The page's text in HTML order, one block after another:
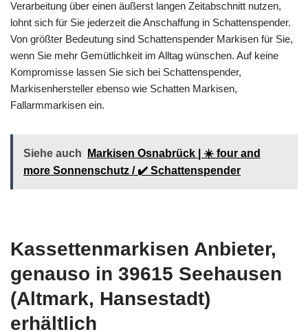
Verarbeitung über einen äußerst langen Zeitabschnitt nutzen,
lohnt sich für Sie jederzeit die Anschaffung in Schattenspender.
Von größter Bedeutung sind Schattenspender Markisen für Sie,
wenn Sie mehr Gemütlichkeit im Alltag wünschen. Auf keine
Kompromisse lassen Sie sich bei Schattenspender,
Markisenhersteller ebenso wie Schatten Markisen,
Fallarmmarkisen ein.
Siehe auch
Markisen Osnabrück | ☀️ four and
more Sonnenschutz / ✔️ Schattenspender
Kassettenmarkisen Anbieter,
genauso in 39615 Seehausen
(Altmark, Hansestadt)
erhältlich